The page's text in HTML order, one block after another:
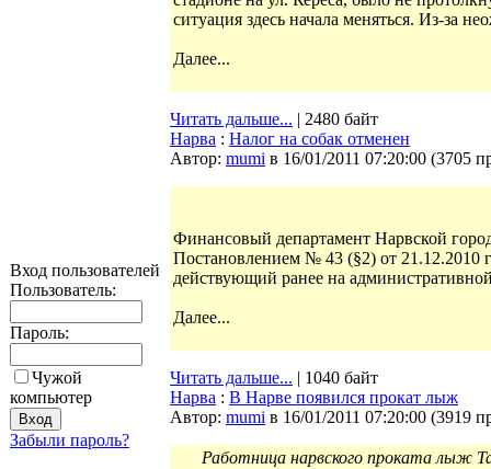
Вход пользователей
Пользователь:
Пароль:
Чужой
компьютер
Забыли пароль?
ситуация здесь начала меняться. Из­-за
Далее...
Читать дальше... | 2480 байт
Нарва : Налог на собак отменен
Автор: mumi в 16/01/2011 07:20:00 (3705
Финансовый департамент Нарвской
Постановлением № 43 (§2) от 21.12.2010
действующий ранее на
Далее...
Читать дальше... | 1040 байт
Нарва : В Нарве появился прокат лыж
Автор: mumi в 16/01/2011 07:20:00 (3919
Работница нарвского проката лыж